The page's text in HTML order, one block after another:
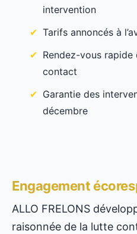
intervention
Tarifs annoncés à
Rendez-vous rapide
contact
Garantie des
décembre
Engagement
ALLO FRELONS
raisonnée de la lutte